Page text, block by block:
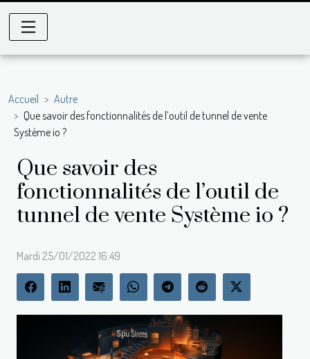
Accueil
Autre
Que savoir des fonctionnalités de l’outil de tunnel de vente
Système io ?
Que savoir des
fonctionnalités de l’outil de
tunnel de vente Système io ?
Mardi 25/01/2022 16:49